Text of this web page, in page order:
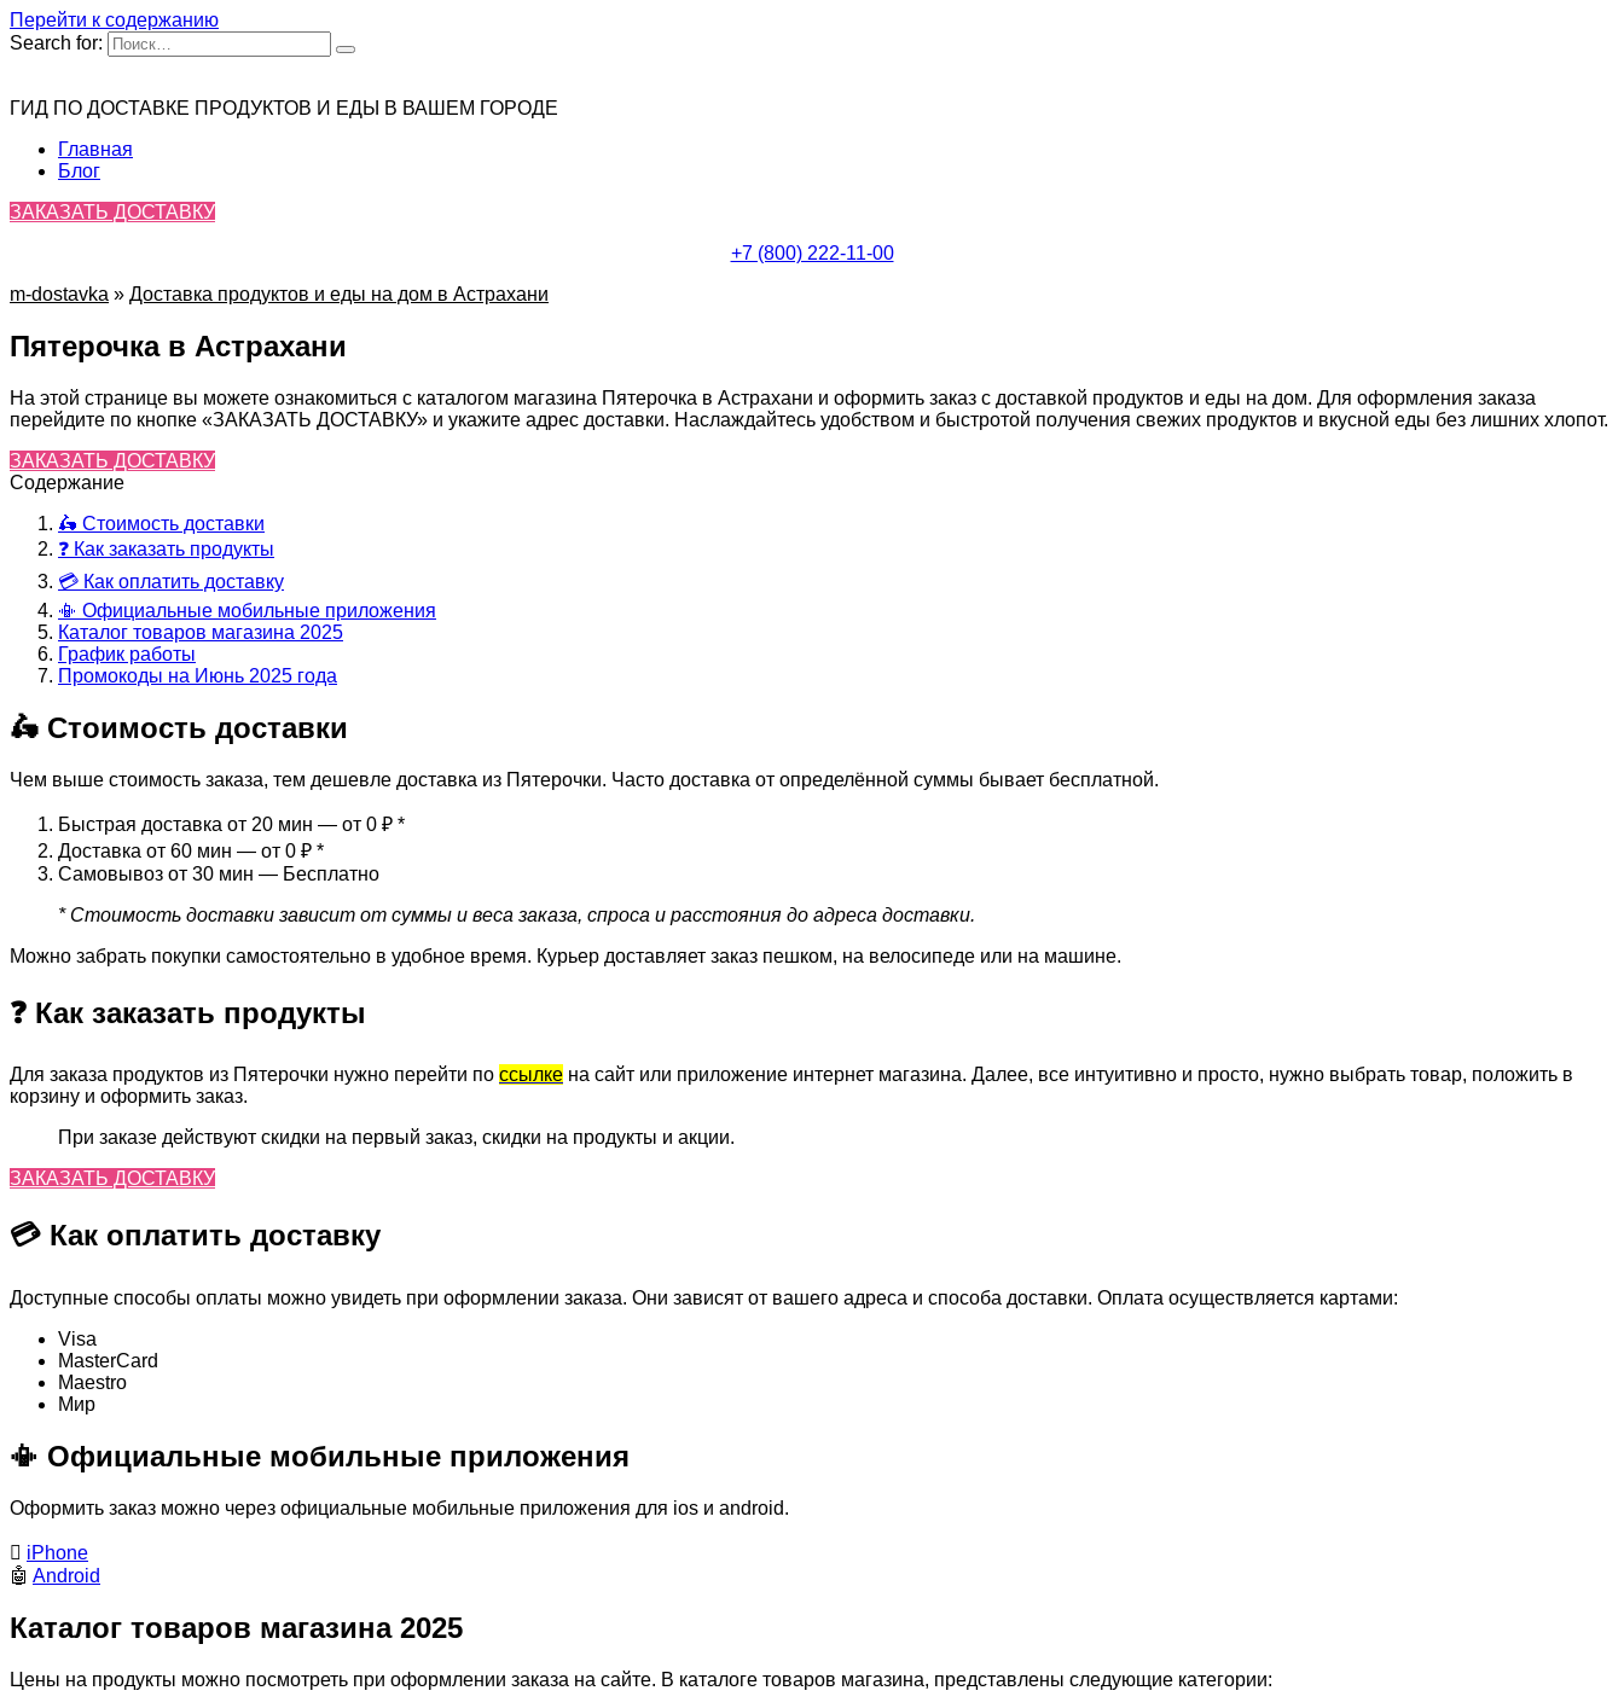
Перейти к содержанию
Search for:
ГИД ПО ДОСТАВКЕ ПРОДУКТОВ И ЕДЫ В ВАШЕМ ГОРОДЕ
Главная
Блог
ЗАКАЗАТЬ ДОСТАВКУ
+7 (800) 222-11-00
m-dostavka » Доставка продуктов и еды на дом в Астрахани
Пятерочка в Астрахани
На этой странице вы можете ознакомиться с каталогом магазина Пятерочка в Астрахани и оформить заказ с доставкой продуктов и еды на дом. Для оформления заказа
перейдите по кнопке «ЗАКАЗАТЬ ДОСТАВКУ» и укажите адрес доставки. Наслаждайтесь удобством и быстротой получения свежих продуктов и вкусной еды без лишних хлопот.
ЗАКАЗАТЬ ДОСТАВКУ
Содержание
🛵 Стоимость доставки
❓ Как заказать продукты
💳 Как оплатить доставку
📳 Официальные мобильные приложения
Каталог товаров магазина 2025
График работы
Промокоды на Июнь 2025 года
🛵 Стоимость доставки
Чем выше стоимость заказа, тем дешевле доставка из Пятерочки. Часто доставка от определённой суммы бывает бесплатной.
Быстрая доставка от 20 мин — от 0 ₽ *
Доставка от 60 мин — от 0 ₽ *
Самовывоз от 30 мин — Бесплатно
* Стоимость доставки зависит от суммы и веса заказа, спроса и расстояния до адреса доставки.
Можно забрать покупки самостоятельно в удобное время. Курьер доставляет заказ пешком, на велосипеде или на машине.
❓ Как заказать продукты
Для заказа продуктов из Пятерочки нужно перейти по ссылке на сайт или приложение интернет магазина. Далее, все интуитивно и просто, нужно выбрать товар, положить в
корзину и оформить заказ.
При заказе действуют скидки на первый заказ, скидки на продукты и акции.
ЗАКАЗАТЬ ДОСТАВКУ
💳 Как оплатить доставку
Доступные способы оплаты можно увидеть при оформлении заказа. Они зависят от вашего адреса и способа доставки. Оплата осуществляется картами:
Visa
MasterСard
Maestro
Мир
📳 Официальные мобильные приложения
Оформить заказ можно через официальные мобильные приложения для ios и android.
 iPhone
🤖 Android
Каталог товаров магазина 2025
Цены на продукты можно посмотреть при оформлении заказа на сайте. В каталоге товаров магазина, представлены следующие категории: